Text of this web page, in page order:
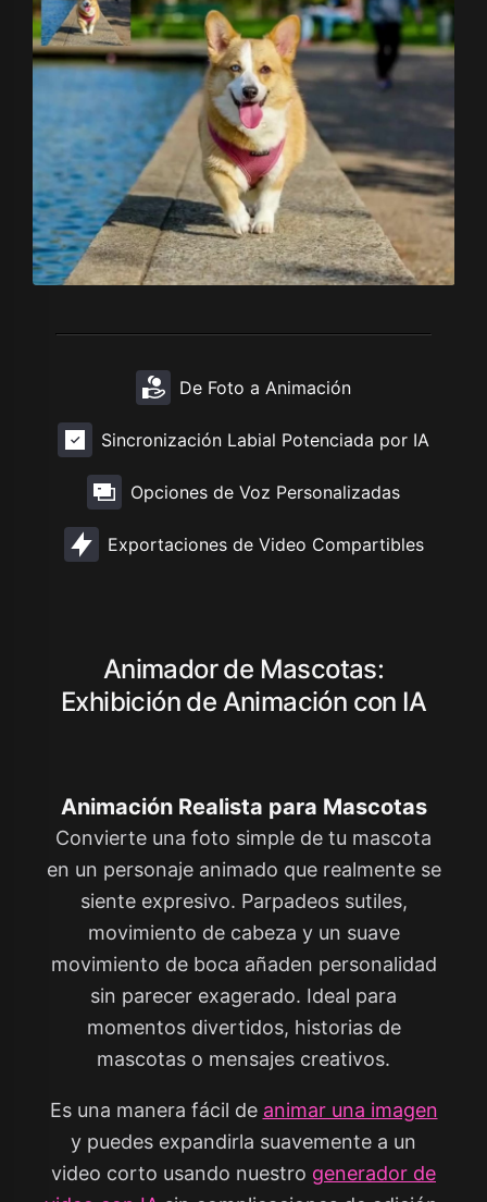
De Foto a Animación
Sincronización Labial Potenciada por IA
Opciones de Voz Personalizadas
Exportaciones de Video Compartibles
Animador de Mascotas:
Exhibición de Animación con IA
Animación Realista para Mascotas
Convierte una foto simple de tu mascota
en un personaje animado que realmente se
siente expresivo. Parpadeos sutiles,
movimiento de cabeza y un suave
movimiento de boca añaden personalidad
sin parecer exagerado. Ideal para
momentos divertidos, historias de
mascotas o mensajes creativos.
Es una manera fácil de animar una imagen
y puedes expandirla suavemente a un
video corto usando nuestro generador de